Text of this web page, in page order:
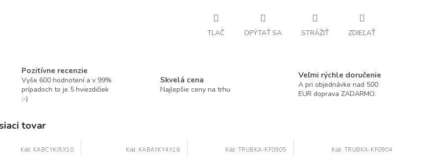
TLAČ OPÝTAŤ SA STRÁŽIŤ ZDIEĽAŤ
Pozitívne recenzie
Vyše 600 hodnotení a v 99%
prípadoch to je 5 hviezdičiek
:-)
Skvelá cena
Najlepšie ceny na trhu
Veľmi rýchle doručenie
A pri objednávke nad 500
EUR doprava ZADARMO.
tovar
Kód: KABCYKJ5X10 Kód: KABAYKY4X16 Kód: TRUBKA-KF0905 Kód: TRUBKA-KF0904